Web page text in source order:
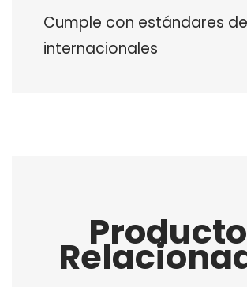
Cumple con estándares
internacionales